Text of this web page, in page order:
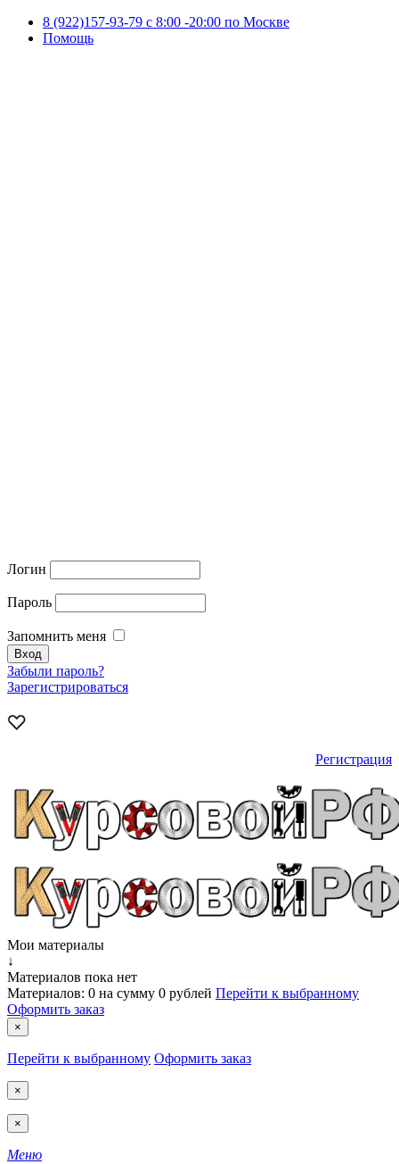
8 (922)157-93-79 c 8:00 -20:00 по Москве
Помощь
Логин
Пароль
Запомнить меня
Забыли пароль?
Зарегистрироваться
Регистрация
Мои материалы
↓
Материалов пока нет
Материалов: 0 на сумму 0 рублей Перейти к выбранному
Оформить заказ
×
Перейти к выбранному Оформить заказ
×
×
Меню